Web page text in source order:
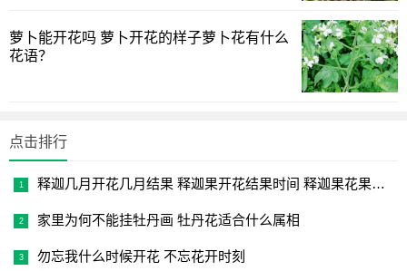
适量浇水1-2次，湿润深度达15cm即可。
氮肥。当根系发育良好后，每100平方米施加2公斤硝酸钙，
分三次撒施，每次间隔一周以上。
样可以减少养分的消耗。之后随着植株的枯萎，需要将枯萎
萝卜能开花吗 萝卜开花的样子萝卜花有什么
花语？
点击排行
释迦几月开花几月结果 释迦果开花结果时间 释迦果花果成熟时
家里为何不能挂牡丹画 牡丹花适合什么属相
勿忘我什么时候开花 不忘花开时刻